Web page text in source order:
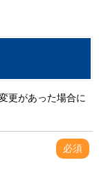
更があった場合に
必須